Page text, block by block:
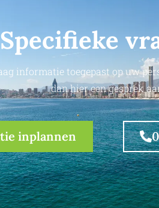
Specifieke
informatie toegepast op uw
dan hier een gesprek
inplannen